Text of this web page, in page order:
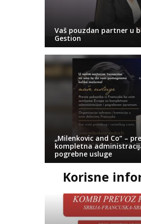
Vaš pouzdan partner u
Gestion
„Milenkovic and Co“ –
kompletna
pogrebne usluge
Korisne